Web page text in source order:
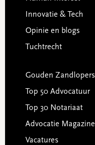
Innovatie & Tech
Opinie en blogs
Tuchtrecht
Gouden Zandlopers
Top 50 Advocatuur
Top 30 Notariaat
Advocatie Magazine
Vacatures